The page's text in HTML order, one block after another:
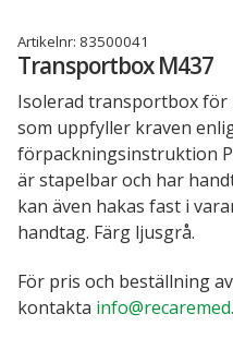
Så här funkar Recarebox
Referenscase för
Spara med Recarebox
Recarebox
Sjukvårdens
avfall
Artikelnr: 83500041
Transportbox M437
Isolerad transportbox för
som uppfyller kraven
förpackningsinstruktion
är stapelbar och har
kan även hakas fast i
handtag. Färg ljusgrå.
För pris och beställning
kontakta